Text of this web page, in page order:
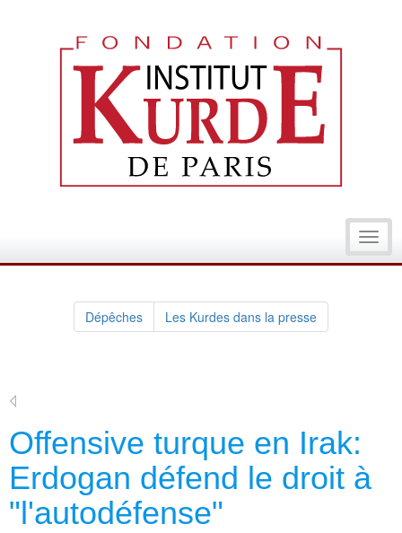
Dépêches Les Kurdes dans la presse
Offensive turque en Irak:
Erdogan défend le droit à
"l'autodéfense"